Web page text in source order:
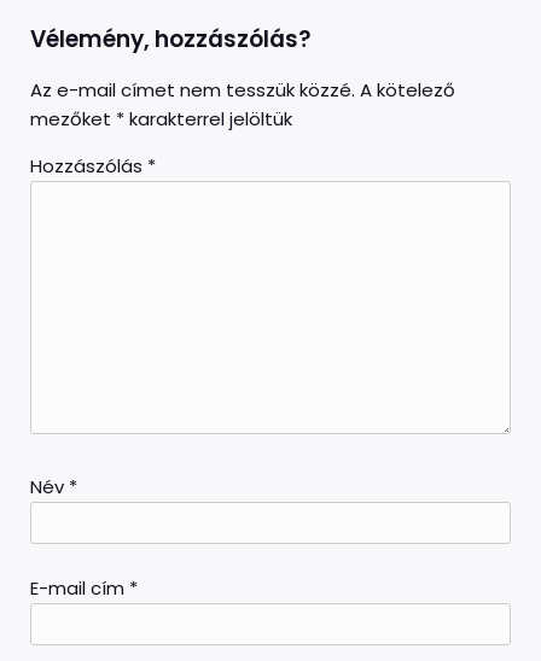
Vélemény, hozzászólás?
Az e-mail címet nem tesszük közzé. A kötelező
mezőket *karakterrel jelöltük
Hozzászólás *
Név *
E-mail cím *